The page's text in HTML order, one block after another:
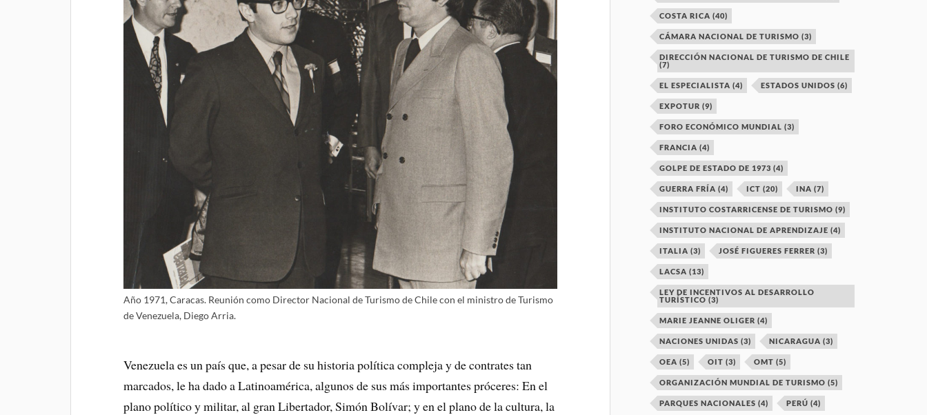
Año 1971, Caracas. Reunión como Director Nacional de Turismo de Chile con el ministro de Turismo
de Venezuela, Diego Arria.
Venezuela es un país que, a pesar de su historia política compleja y de contrates tan
marcados, le ha dado a Latinoamérica, algunos de sus más importantes próceres: En el
plano político y militar, al gran Libertador, Simón Bolívar; y en el plano de la cultura, la
COSTA RICA (40)
CÁMARA NACIONAL DE TURISMO (3)
DIRECCIÓN NACIONAL DE TURISMO DE CHILE
(7)
EL ESPECIALISTA (4) ESTADOS UNIDOS (6)
EXPOTUR (9)
FORO ECONÓMICO MUNDIAL (3)
FRANCIA (4)
GOLPE DE ESTADO DE 1973 (4)
GUERRA FRÍA (4) ICT (20) INA (7)
INSTITUTO COSTARRICENSE DE TURISMO (9)
INSTITUTO NACIONAL DE APRENDIZAJE (4)
ITALIA (3) JOSÉ FIGUERES FERRER (3)
LACSA (13)
LEY DE INCENTIVOS AL DESARROLLO
TURÍSTICO (3)
MARIE JEANNE OLIGER (4)
NACIONES UNIDAS (3) NICARAGUA (3)
OEA (5) OIT (3) OMT (5)
ORGANIZACIÓN MUNDIAL DE TURISMO (5)
PARQUES NACIONALES (4) PERÚ (4)